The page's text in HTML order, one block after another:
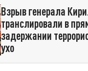
Взрыв генерала
транслировали в
задержании
ухо